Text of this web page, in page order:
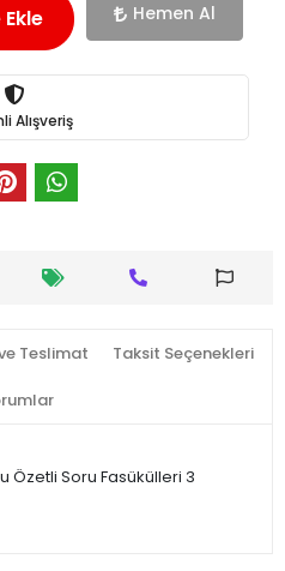
Hemen Al
Alışveriş
Teslimat Taksit Seçenekleri
Özetli Soru Fasükülleri 3